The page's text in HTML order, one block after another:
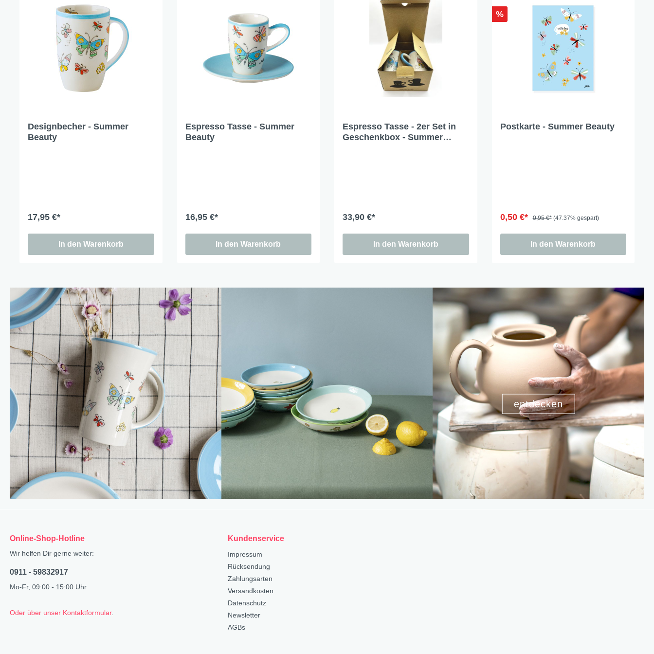
Cat and Dog Love
Clever Fox
Dackelfreunde
In the Jungle
Katze - Oommh
Bella Fragola
Winterwelt
Himmlische Gondel &
Elchausflug & Sternenengel
Coming Home
Rotwild
Winter Traum
Krippenwelt
Happy Winter
Winter Sports
Elch - Gustav
Weihnachts-Papeterie
Engel
Elch - Familie
Designbecher - Summer
Beauty
17,95 €*
In den Warenkorb
Espresso Tasse - Summer
Beauty
16,95 €*
In den Warenkorb
Espresso Tasse - 2er Set in
Geschenkbox - Summer
33,90 €*
In den Warenkorb
%
Postkarte - Summer Beauty
0,50 €* 0,95 €* (47.37% gespart)
In den Warenkorb
entdecken
Online-Shop-Hotline
Wir helfen Dir gerne weiter:
0911 - 59832917
Mo-Fr, 09:00 - 15:00 Uhr
Oder über unser Kontaktformular.
Kundenservice
Impressum
Rücksendung
Zahlungsarten
Versandkosten
Datenschutz
Newsletter
AGBs